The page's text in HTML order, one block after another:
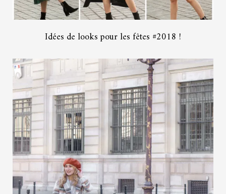
Idées de looks pour les fêtes #2018 !